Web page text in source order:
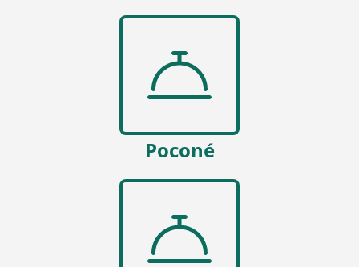
Poconé